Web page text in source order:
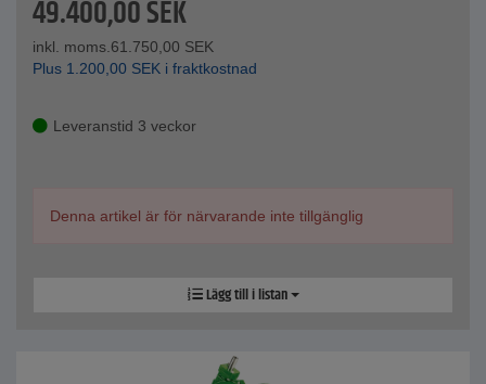
49.400,00SEK
inkl. moms.61.750,00 SEK
Plus 1.200,00 SEK i fraktkostnad
Leveranstid 3 veckor
Denna artikel är för närvarande inte tillgänglig
Lägg till i listan